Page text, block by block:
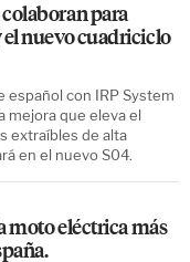
para
nuevo cuadriciclo
español con IRP System
mejora que eleva el
extraíbles de alta
en el nuevo S04.
moto eléctrica más